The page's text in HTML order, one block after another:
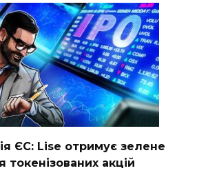
ЄС: Lise отримує зелене
токенізованих акцій